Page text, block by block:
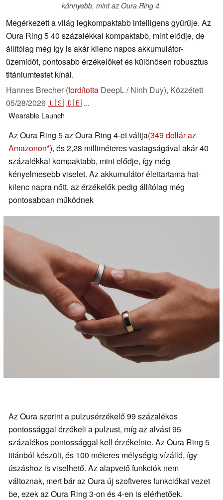
könnyebb, mint az Oura Ring 4.
Megérkezett a világ legkompaktabb intelligens gyűrűje. Az
Oura Ring 5 40 százalékkal kompaktabb, mint elődje, de
állítólag még így is akár kilenc napos akkumulátor-
üzemidőt, pontosabb érzékelőket és különösen robusztus
titániumtestet kínál.
Hannes Brecher (fordította DeepL / Ninh Duy), Közzétett
05/28/2026🇺🇸🇩🇪 ...
Wearable Launch
Az Oura Ring 5 az Oura Ring 4-et váltja(349 dollár az
Amazonon ), és 2,28 milliméteres vastagságával akár 40
százalékkal kompaktabb, mint elődje, így még
kényelmesebb viselet. Az akkumulátor élettartama hat-
kilenc napra nőtt, az érzékelők pedig állítólag még
pontosabban működnek
Az Oura szerint a pulzusérzékelő 99 százalékos
pontossággal érzékeli a pulzust, míg az alvást 95
százalékos pontossággal kell érzékelnie. Az Oura Ring 5
titánból készült, és 100 méteres mélységig vízálló, így
úszáshoz is viselhető. Az alapvető funkciók nem
változnak, mert bár az Oura új szoftveres funkciókat vezet
be, ezek az Oura Ring 3-on és 4-en is elérhetőek.